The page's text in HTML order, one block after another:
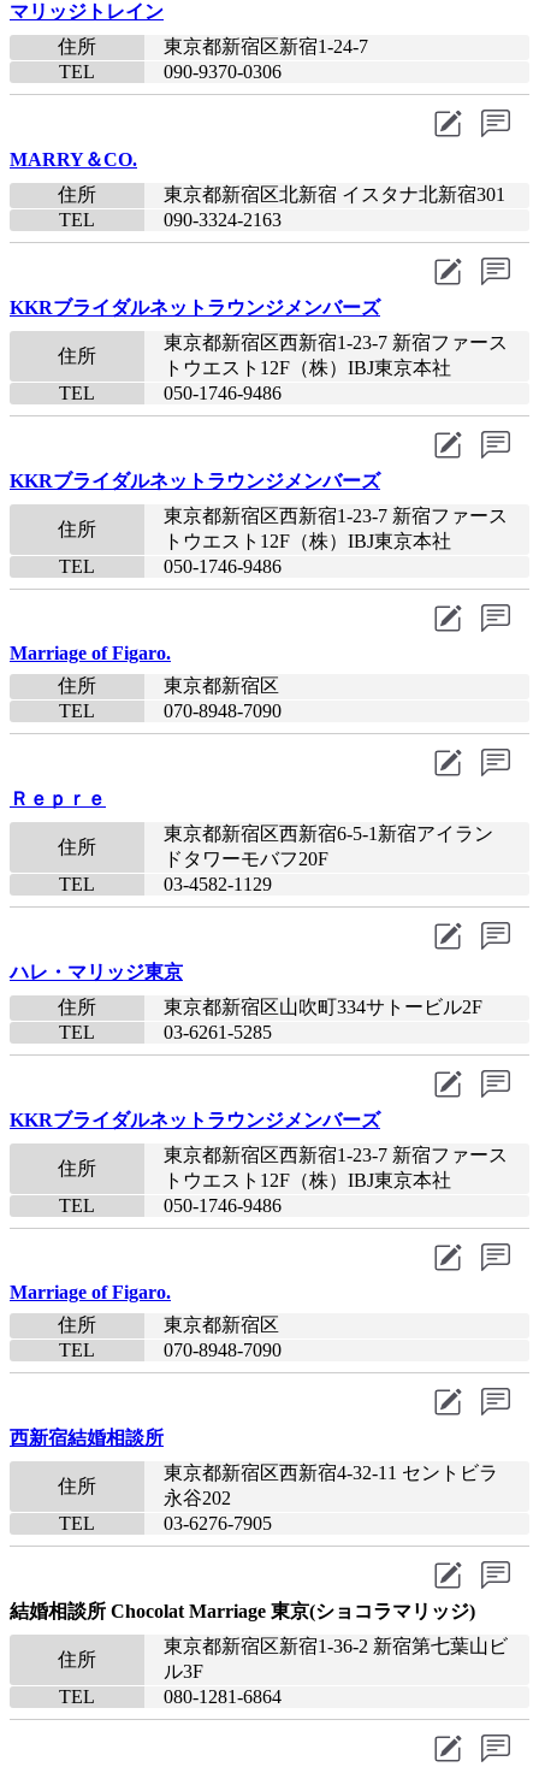
マリッジトレイン
住所
東京都新宿区新宿1-24-7
TEL
090-9370-0306​
MARRY＆CO.
住所
東京都新宿区北新宿 イスタナ北新宿301
TEL
090-3324-2163​
KKRブライダルネットラウンジメンバーズ
住所
東京都新宿区西新宿1-23-7 新宿ファース
トウエスト12F（株）IBJ東京本社
TEL
050-1746-9486​
KKRブライダルネットラウンジメンバーズ
住所
東京都新宿区西新宿1-23-7 新宿ファース
トウエスト12F（株）IBJ東京本社
TEL
050-1746-9486​
Marriage of Figaro.
住所
東京都新宿区
TEL
070-8948-7090​
Ｒｅｐｒｅ
住所
東京都新宿区西新宿6-5-1新宿アイラン
ドタワーモバフ20F
TEL
03-4582-1129​
ハレ・マリッジ東京
住所
東京都新宿区山吹町334サトービル2F
TEL
03-6261-5285​
KKRブライダルネットラウンジメンバーズ
住所
東京都新宿区西新宿1-23-7 新宿ファース
トウエスト12F（株）IBJ東京本社
TEL
050-1746-9486​
Marriage of Figaro.
住所
東京都新宿区
TEL
070-8948-7090​
西新宿結婚相談所
住所
東京都新宿区西新宿4-32-11 セントビラ
永谷202
TEL
03-6276-7905​
結婚相談所 Chocolat Marriage 東京(ショコラマリッジ)
住所
東京都新宿区新宿1-36-2 新宿第七葉山ビ
ル3F
TEL
080-1281-6864​